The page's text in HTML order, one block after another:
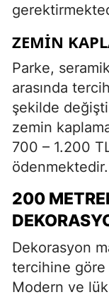
ZEMIN
Parke,
arasında
şekilde
zemin
700 – 1.200
ödenmektedir.
200
Dekorasyon
tercihine göre
Modern ve